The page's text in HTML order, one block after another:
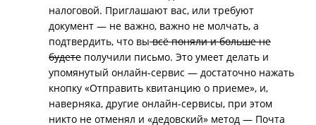
налоговой. Приглашают вас, или требуют
документ — не важно, важно не молчать, а
подтвердить, что вывсё поняли и больше не
будете получили письмо. Это умеет делать и
упомянутый онлайн-сервис — достаточно нажать
кнопку «Отправить квитанцию о приеме», и,
наверняка, другие онлайн-сервисы, при этом
никто не отменял и «дедовский» метод — Почта